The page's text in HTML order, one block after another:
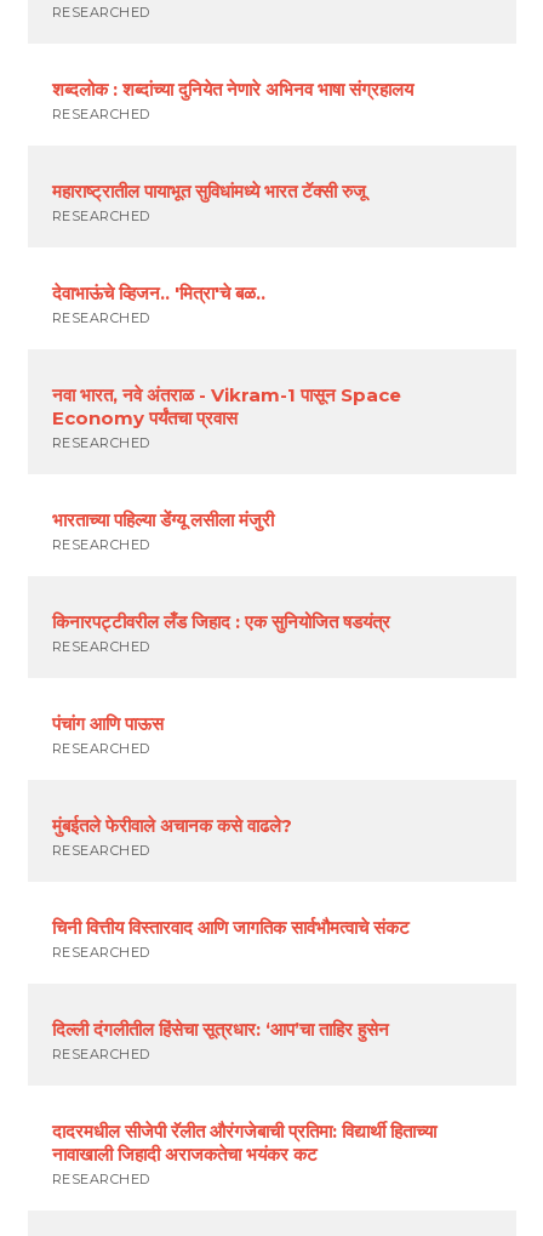
RESEARCHED
शब्दलोक : शब्दांच्या दुनियेत नेणारे अभिनव भाषा संग्रहालय
RESEARCHED
महाराष्ट्रातील पायाभूत सुविधांमध्ये भारत टॅक्सी रुजू
RESEARCHED
देवाभाऊंचे व्हिजन.. 'मित्रा'चे बळ..
RESEARCHED
नवा भारत, नवे अंतराळ - Vikram-1 पासून Space
Economy पर्यंतचा प्रवास
RESEARCHED
भारताच्या पहिल्या डेंग्यू लसीला मंजुरी
RESEARCHED
किनारपट्टीवरील लँड जिहाद : एक सुनियोजित षडयंत्र
RESEARCHED
पंचांग आणि पाऊस
RESEARCHED
मुंबईतले फेरीवाले अचानक कसे वाढले?
RESEARCHED
चिनी वित्तीय विस्तारवाद आणि जागतिक सार्वभौमत्वाचे संकट
RESEARCHED
दिल्ली दंगलीतील हिंसेचा सूत्रधार: ‘आप’चा ताहिर हुसेन
RESEARCHED
दादरमधील सीजेपी रॅलीत औरंगजेबाची प्रतिमा: विद्यार्थी हिताच्या
नावाखाली जिहादी अराजकतेचा भयंकर कट
RESEARCHED